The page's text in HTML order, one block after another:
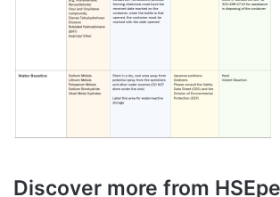
Discover more from